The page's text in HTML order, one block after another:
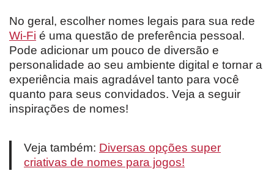
No geral, escolher nomes legais para sua rede
Wi-Fi é uma questão de preferência pessoal.
Pode adicionar um pouco de diversão e
personalidade ao seu ambiente digital e tornar a
experiência mais agradável tanto para você
quanto para seus convidados. Veja a seguir
inspirações de nomes!
Veja também: Diversas opções super
criativas de nomes para jogos!